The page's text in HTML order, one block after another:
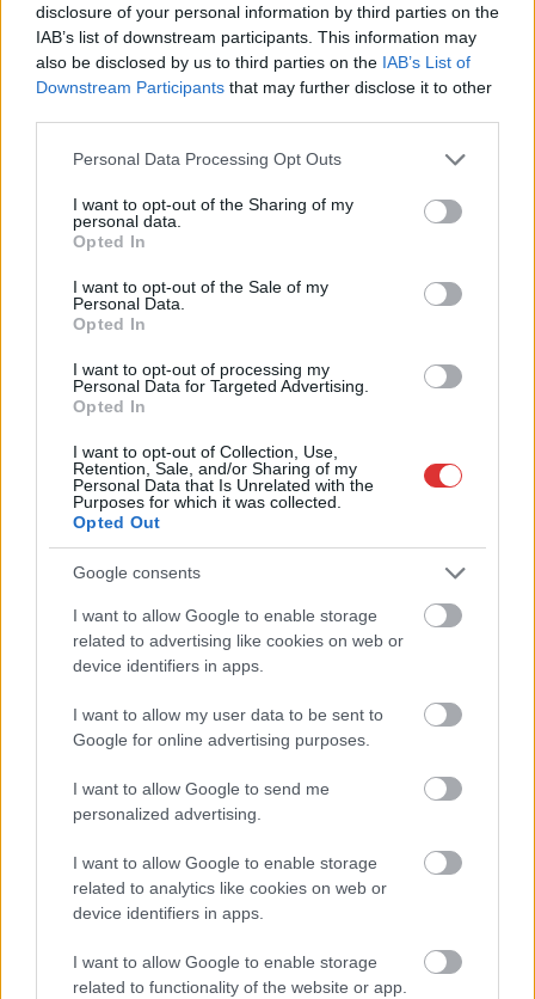
disclosure of your personal information by third parties on the
IAB’s list of downstream participants. This information may
also be disclosed by us to third parties on the IAB’s List of
Downstream Participants that may further disclose it to other
Please note that this website/app uses one or more Google
not limited to your visit or usage behaviour. You may click to
grant or deny consent to Google and its third-party tags to
use your data for below specified purposes in below Google
consent section.
Personal Data Processing Opt Outs
I want to opt-out of the Sharing of my
personal data.
Opted In
I want to opt-out of the Sale of my
Personal Data.
Opted In
I want to opt-out of processing my
Personal Data for Targeted Advertising.
Opted In
I want to opt-out of Collection, Use,
Retention, Sale, and/or Sharing of my
Personal Data that Is Unrelated with the
Purposes for which it was collected.
Opted Out
Google consents
I want to allow Google to enable storage
related to advertising like cookies on web or
device identifiers in apps.
I want to allow my user data to be sent to
Google for online advertising purposes.
I want to allow Google to send me
personalized advertising.
I want to allow Google to enable storage
related to analytics like cookies on web or
device identifiers in apps.
I want to allow Google to enable storage
related to functionality of the website or app.
2026.08.03. Gáll Tódor
Élj a lehetőséggel, szerezz érettségit munka
mellett!
szereplőjének számít a most már 30 éve működő SZILTOP
iskolahálózat, melynek...